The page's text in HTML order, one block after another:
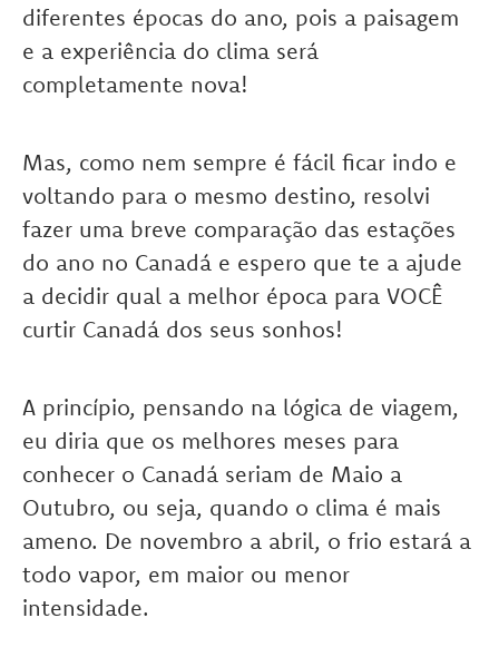
diferentes épocas do ano, pois a paisagem
e a experiência do clima será
completamente nova!
Mas, como nem sempre é fácil ficar indo e
voltando para o mesmo destino, resolvi
fazer uma breve comparação das estações
do ano no Canadá e espero que te a ajude
a decidir qual a melhor época para VOCÊ
curtir Canadá dos seus sonhos!
A princípio, pensando na lógica de viagem,
eu diria que os melhores meses para
conhecer o Canadá seriam de Maio a
Outubro, ou seja, quando o clima é mais
ameno. De novembro a abril, o frio estará a
todo vapor, em maior ou menor
intensidade.